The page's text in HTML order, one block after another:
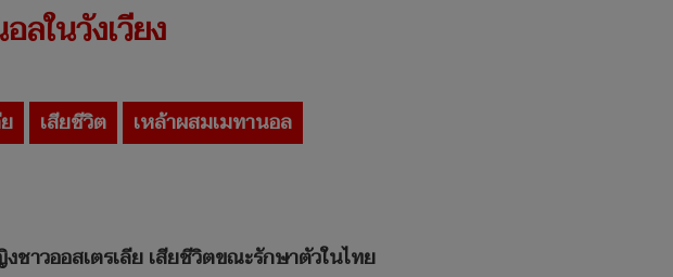
ลในวังเวียง
เสียชีวิต เหล้าผสมเมทานอล
าวออสเตรเลีย เสียชีวิตขณะรักษาตัวในไทย